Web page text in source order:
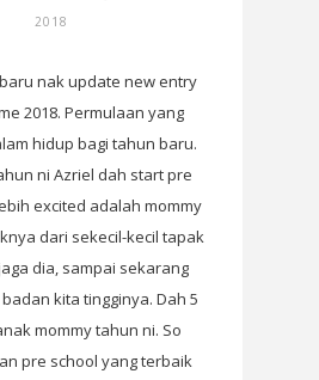
2018
nak update new entry
2018. Permulaan yang
hidup bagi tahun baru.
ni Azriel dah start pre
excited adalah mommy
dari sekecil-kecil tapak
dia, sampai sekarang
kita tingginya. Dah 5
mommy tahun ni. So
pre school yang terbaik